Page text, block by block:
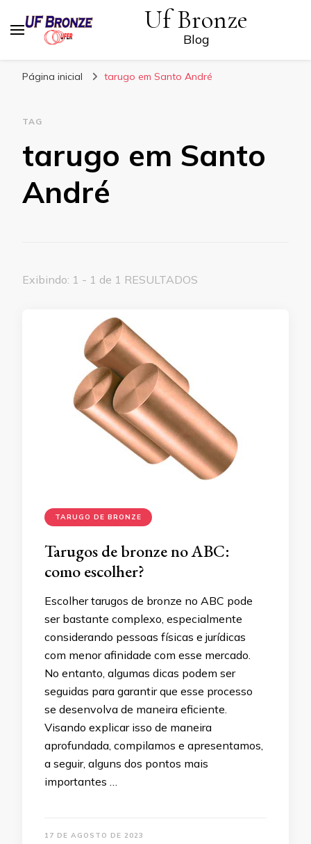
Uf Bronze
Blog
Página inicial tarugo em Santo André
TAG
tarugo em Santo
André
Exibindo: 1 - 1 de 1 RESULTADOS
TARUGO DE BRONZE
Tarugos de bronze no ABC:
como escolher?
Escolher tarugos de bronze no ABC pode
ser bastante complexo, especialmente
considerando pessoas físicas e jurídicas
com menor afinidade com esse mercado.
No entanto, algumas dicas podem ser
seguidas para garantir que esse processo
se desenvolva de maneira eficiente.
Visando explicar isso de maneira
aprofundada, compilamos e apresentamos,
a seguir, alguns dos pontos mais
importantes …
17 DE AGOSTO DE 2023